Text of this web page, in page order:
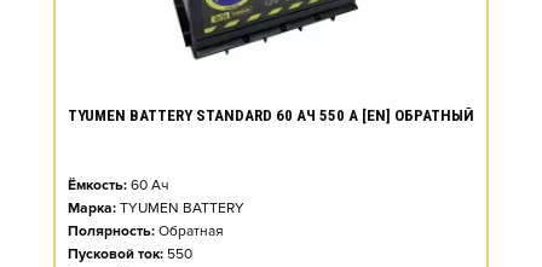
TYUMEN BATTERY STANDARD 60 АЧ 550 А [EN] ОБРАТНЫЙ
Ёмкость: 60 Ач
Марка: TYUMEN BATTERY
Полярность: Обратная
Пусковой ток: 550